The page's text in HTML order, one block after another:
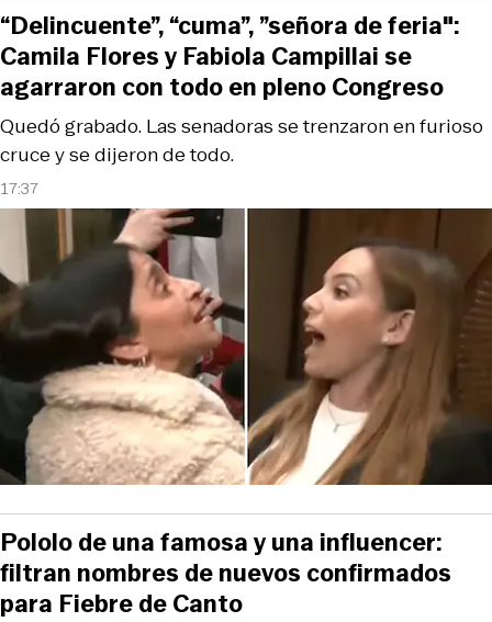
17:37
Quedó grabado. Las senadoras se trenzaron en furioso
cruce y se dijeron de todo.
“Delincuente”, “cuma”, ”señora de feria":
Camila Flores y Fabiola Campillai se
agarraron con todo en pleno Congreso
Pololo de una famosa y una influencer:
filtran nombres de nuevos confirmados
para Fiebre de Canto